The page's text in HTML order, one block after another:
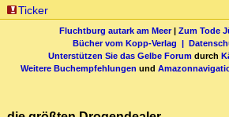
Ticker
Fluchtburg autark am Meer| Zum Tode
Bücher vom Kopp-Verlag |
Unterstützen Sie das Gelbe Forum durch
Weitere Buchempfehlungen und